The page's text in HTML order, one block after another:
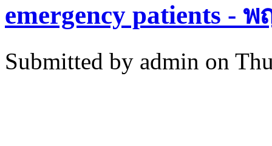
emergency patients
Submitted by admin on